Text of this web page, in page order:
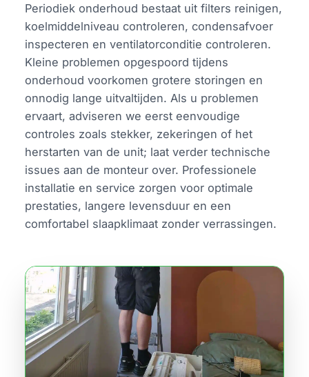
Periodiek onderhoud bestaat uit filters reinigen,
koelmiddelniveau controleren, condensafvoer
inspecteren en ventilatorconditie controleren.
Kleine problemen opgespoord tijdens
onderhoud voorkomen grotere storingen en
onnodig lange uitvaltijden. Als u problemen
ervaart, adviseren we eerst eenvoudige
controles zoals stekker, zekeringen of het
herstarten van de unit; laat verder technische
issues aan de monteur over. Professionele
installatie en service zorgen voor optimale
prestaties, langere levensduur en een
comfortabel slaapklimaat zonder verrassingen.